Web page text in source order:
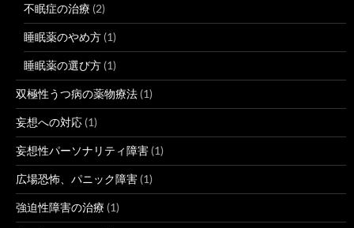
不眠症の治療 (2)
睡眠薬のやめ方 (1)
睡眠薬の選び方 (1)
双極性うつ病の薬物療法 (1)
妄想への対応 (1)
妄想性パーソナリティ障害 (1)
広場恐怖、パニック障害 (1)
強迫性障害の治療 (1)